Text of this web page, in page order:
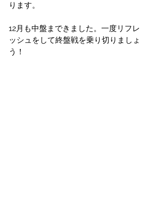
ります。
12月も中盤まできました。一度リフレ
ッシュをして終盤戦を乗り切りましょ
う！